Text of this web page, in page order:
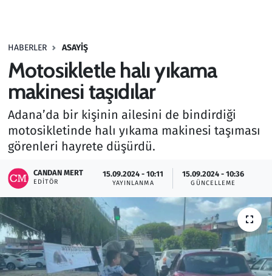
HABERLER ASAYIŞ
Motosikletle halı yıkama
makinesi taşıdılar
Adana’da bir kişinin ailesini de bindirdiği
motosikletinde halı yıkama makinesi taşıması
görenleri hayrete düşürdü.
CANDAN MERT
EDITÖR
15.09.2024 - 10:11
YAYINLANMA
15.09.2024 - 10:36
GÜNCELLEME
Haber
Kültür Sanat
Kurumsal Haberler
Lezzet Durağı
Memur ve Kamu
Otomobil
Oyun
Ramazan